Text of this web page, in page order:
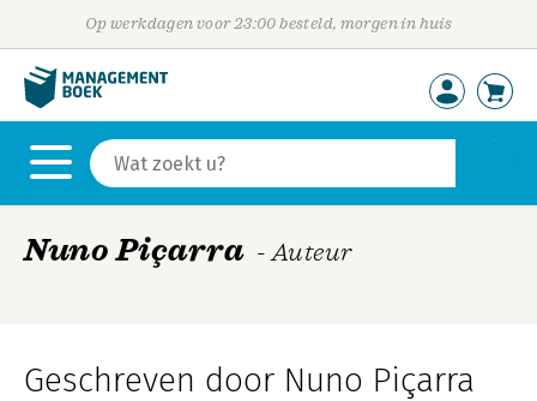
Op werkdagen voor 23:00 besteld, morgen in huis
Nuno Piçarra - Auteur
Geschreven door Nuno Piçarra